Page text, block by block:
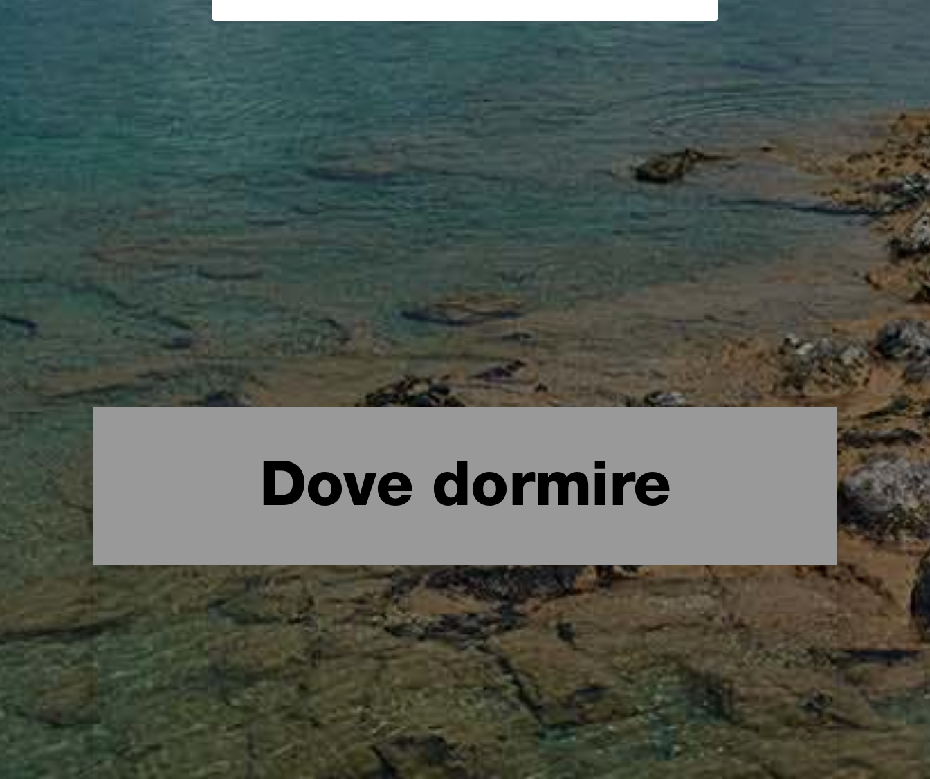
Dove dormire
Hotel per tutti i gusti
Una fuga romantica verso una spiaggia sterminata, delle vacanze familiari al mare, un fine settimana da sogno immersi in una natura favolosa, o alcuni
giorni per distrarsi, fare sport e prendere il sole. Non hai scuse per non fare le valigie e partire per le Isole Canarie, la destinazione ideale per trovare la
felicità. Un luogo con un clima temperato tutto l’anno, con paesaggi mozzafiato e variegati e con un’offerta alberghiera che ha saputo adattarsi ad
ogni tipo di turista: a coloro che viaggiano in compagnia, in coppia o in famiglia, agli avventurieri che si spostano da soli, ai più attivi o agli amanti della
tranquillità e del relax. Alle Canarie si trovano sistemazioni per tutti i gusti: hotel moderni e magnifici situati in prossimità di spiagge semiprivate,